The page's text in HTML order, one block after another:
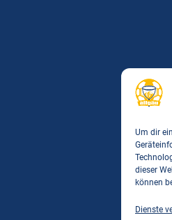
Um dir
dieser
können
Dienste